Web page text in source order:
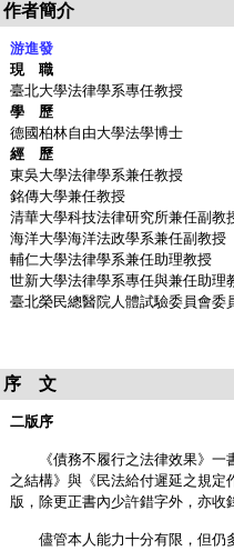
作者簡介
游進發
現 職
臺北大學法律學系專任教授
學 歷
德國柏林自由大學法學博士
經 歷
東吳大學法律學系兼任教授
銘傳大學兼任教授
清華大學科技法律研究所兼任副教
海洋大學海洋法政學系兼任副教授
輔仁大學法律學系兼任助理教授
世新大學法律學系專任與兼任助理
臺北榮民總醫院人體試驗委員會委
序 文
二版序
《債務不履行之法律效果》一書
之結構》與《民法給付遲延之規
版，除更正書內少許錯字外，亦收
儘管本人能力十分有限，但仍多